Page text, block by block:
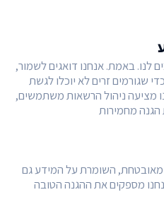
לנו. באמת. אנחנו דואגים לשמור,
שגורמים זרים לא יוכלו לגשת
מציעה ניהול הרשאות משתמשים,
מחמירות
בזכות תקשורת SSL מאובטחת, השומרת על המידע גם
מספקים את ההגנה הטובה